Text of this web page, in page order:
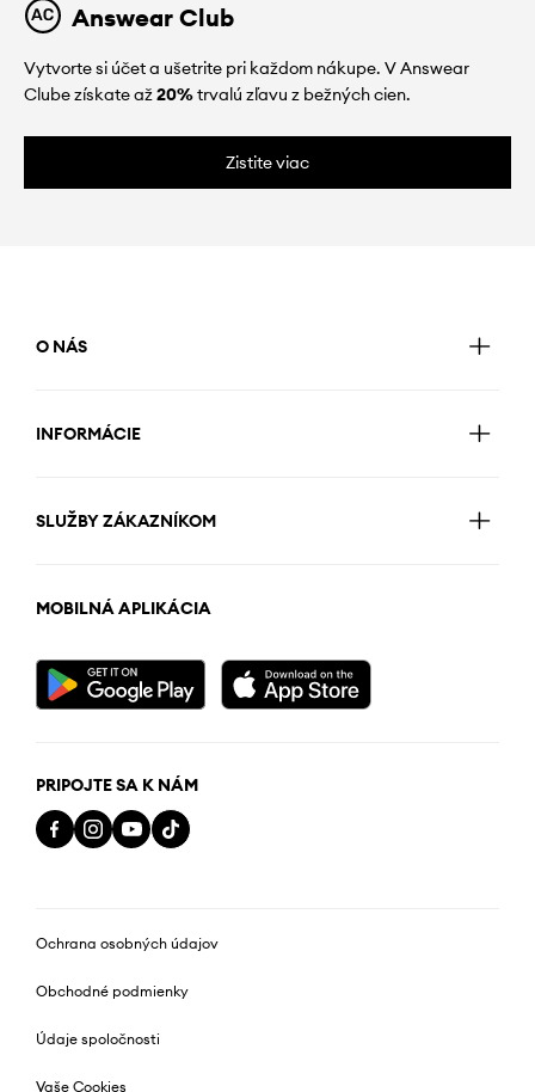
Answear Club
Vytvorte si účet a ušetrite pri každom nákupe. V Answear
Clube získate až20%trvalú zľavu z bežných cien.
Zistite viac
O NÁS
INFORMÁCIE
SLUŽBY ZÁKAZNÍKOM
MOBILNÁ APLIKÁCIA
PRIPOJTE SA K NÁM
Ochrana osobných údajov
Obchodné podmienky
Údaje spoločnosti
Vaše Cookies